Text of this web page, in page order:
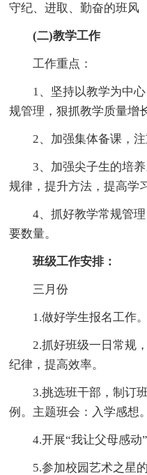
守纪、进取、勤奋的班风
(二)教学工作
工作重点：
1、坚持以教学为中
规管理，狠抓教学质量增
2、加强集体备课，注
3、加强尖子生的培
规律，提升方法，提高学
4、抓好教学常规管
要数量。
班级工作安排：
三月份
1.做好学生报名工作。
2.抓好班级一日常规
纪律，提高效率。
3.挑选班干部，制订
例。主题班会：入学感想。
4.开展“我让父母感动
5.参加校园艺术之星的